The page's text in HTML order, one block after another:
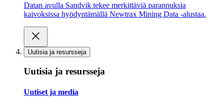
Datan avulla Sandvik tekee merkittäviä parannuksia
kaivoksissa hyödyntämällä Newtrax Mining Data -alustaa.
Uutisia ja resursseja
Uutisia ja resursseja
Uutiset ja media